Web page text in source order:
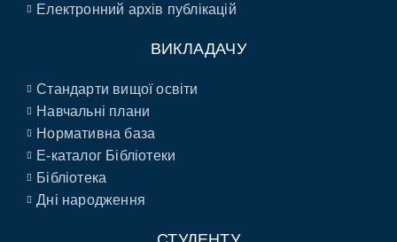
Електронний архів публікацій
ВИКЛАДАЧУ
Стандарти вищої освіти
Навчальні плани
Нормативна база
E-каталог Бібліотеки
Бібліотека
Дні народження